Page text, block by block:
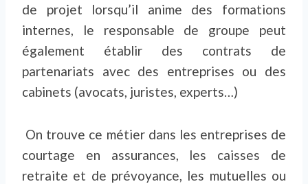
de projet lorsqu’il anime des formations
internes, le responsable de groupe peut
également établir des contrats de
partenariats avec des entreprises ou des
cabinets (avocats, juristes, experts…)
On trouve ce métier dans les entreprises de
courtage en assurances, les caisses de
retraite et de prévoyance, les mutuelles ou